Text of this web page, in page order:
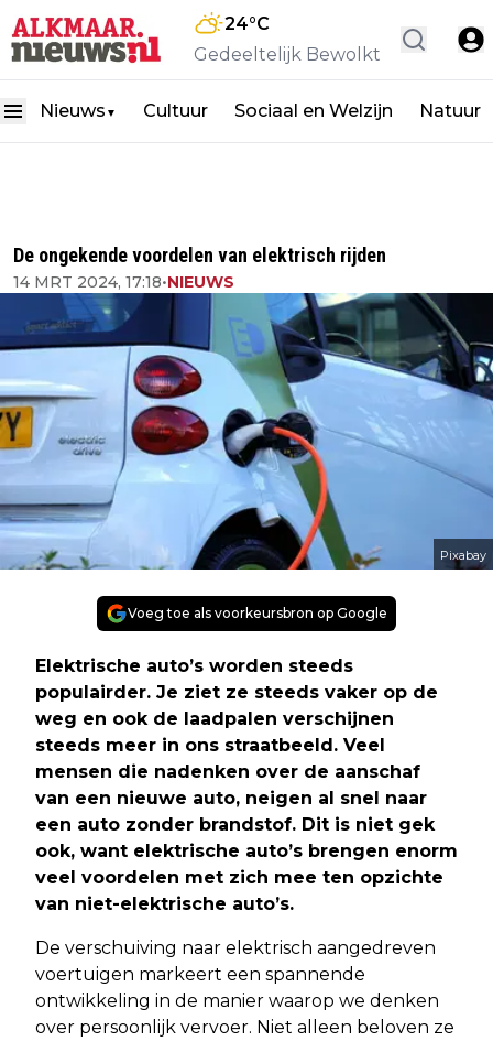
24°C
Gedeeltelijk Bewolkt
Nieuws ▼ Cultuur Sociaal en Welzijn Natuur
De ongekende voordelen van elektrisch rijden
14 MRT 2024, 17:18•NIEUWS
Pixabay
Voeg toe als voorkeursbron op Google
Elektrische auto’s worden steeds
populairder. Je ziet ze steeds vaker op de
weg en ook de laadpalen verschijnen
steeds meer in ons straatbeeld. Veel
mensen die nadenken over de aanschaf
van een nieuwe auto, neigen al snel naar
een auto zonder brandstof. Dit is niet gek
ook, want elektrische auto’s brengen enorm
veel voordelen met zich mee ten opzichte
van niet-elektrische auto’s.
De verschuiving naar elektrisch aangedreven
voertuigen markeert een spannende
ontwikkeling in de manier waarop we denken
over persoonlijk vervoer. Niet alleen beloven ze